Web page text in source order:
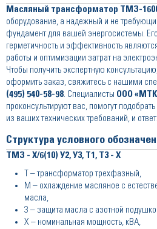
Масляный трансформатор ТМЗ-
оборудование, а надежный и не
фундамент для вашей энергосистемы.
герметичность и эффективность
работы и оптимизации затрат на
Чтобы получить экспертную
оформить заказ, свяжитесь с нашими
(495) 540-58-98. Специалисты ООО
проконсультируют вас, помогут
из ваших технических требований, и
Структура условного
ТМЗ - Х/6(10) У2, У3, Т1, Т3 - Х
Т – трансформатор трехфазный,
М – охлаждение масляное с
масла,
3 – защита масла с азотной
Х – номинальная мощность, кВА,